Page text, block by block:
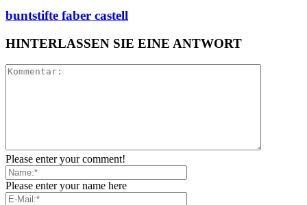
buntstifte faber castell
HINTERLASSEN SIE EINE ANTWORT
Please enter your comment!
Please enter your name here